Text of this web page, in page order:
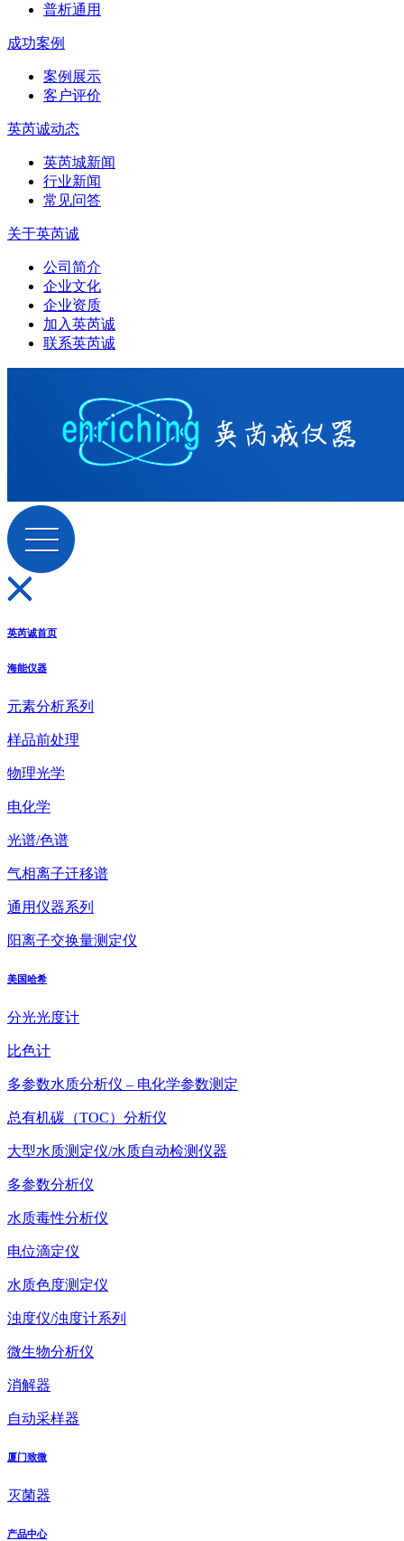
普析通用
成功案例
案例展示
客户评价
英芮诚动态
英芮城新闻
行业新闻
常见问答
关于英芮诚
公司简介
企业文化
企业资质
加入英芮诚
联系英芮诚
英芮诚首页
海能仪器
元素分析系列
样品前处理
物理光学
电化学
光谱/色谱
气相离子迁移谱
通用仪器系列
阳离子交换量测定仪
美国哈希
分光光度计
比色计
多参数水质分析仪 – 电化学参数测定
总有机碳（TOC）分析仪
大型水质测定仪/水质自动检测仪器
多参数分析仪
水质毒性分析仪
电位滴定仪
水质色度测定仪
浊度仪/浊度计系列
微生物分析仪
消解器
自动采样器
厦门致微
灭菌器
产品中心